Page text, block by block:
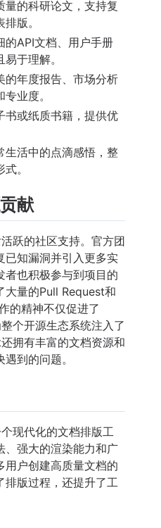
量的科研论文，支持复
版。
的API文档、用户手册
于理解。
的年度报告、市场分析
业度。
书或纸质书籍，提供优
生活中的点滴感悟，整
。
献
跃的社区支持。官方团
已知漏洞并引入更多实
者也积极参与到项目的
大量的Pull Request和
的精神不仅促进了
个开源生态系统注入了
拥有丰富的文档资源和
到的问题。
现代化的文档排版工
、强大的渲染能力和广
用户创建高质量文档的
版过程，还提升了工